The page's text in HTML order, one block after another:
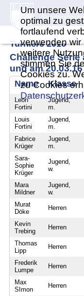
Turniere 2016
Challenge Serie
und am
Name Klasse
Leon
Fortini
Jugend,
m.
Louis
Fortini
Jugend,
m.
Fabrice
Krüger
Jugend,
m.
Sara-
Sophie
Krüger
Jugend,
w.
Mara
Mildner
Jugend,
w.
Murat
Döke
Herren
Kevin
Trebing
Herren
Thomas
Lipp
Herren
Frederik
Lumpe
Herren
Max
SImon
Herren
Turn und
1.
2.
TSG
Um unsere
optimal zu
fortlaufend
verwenden
weitere
stimmen Sie
Cookies zu.
zu Cookies